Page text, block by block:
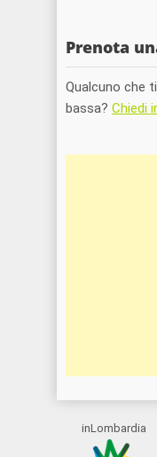
Prenota
Qualcuno che
bassa? Chiedi
inLombardia